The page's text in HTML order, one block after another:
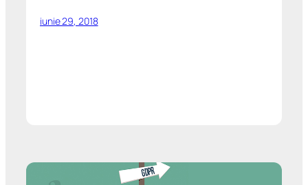
iunie 29, 2018